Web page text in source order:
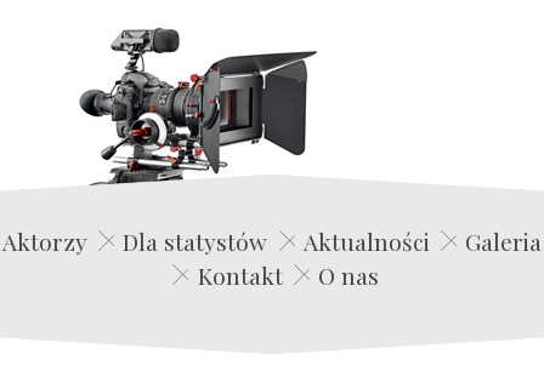
Edwin Film Agencja Aktorska
Aktorzy Dla statystów Aktualności
Galeria
Kontakt
O nas